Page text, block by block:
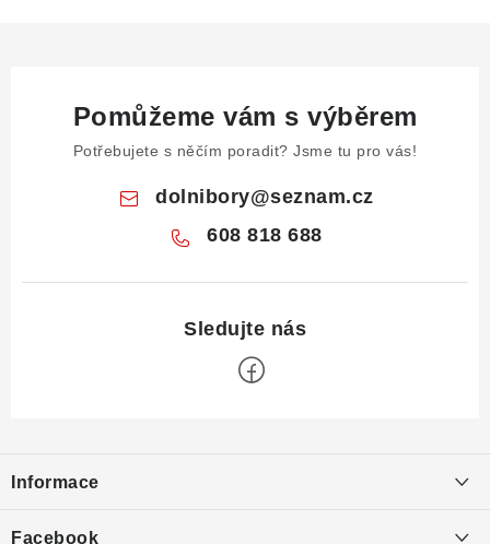
Pomůžeme vám s výběrem
Potřebujete s něčím poradit? Jsme tu pro vás!
dolnibory@seznam.cz
608 818 688
p
a
Informace
Facebook